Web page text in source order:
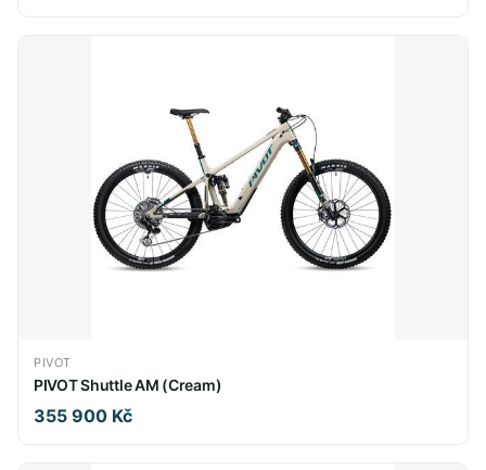
PIVOT
PIVOT Shuttle AM (Cream)
355 900 Kč